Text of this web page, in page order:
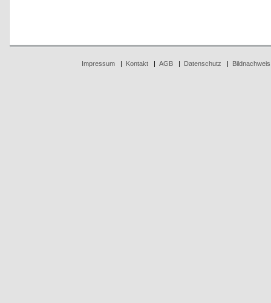
Impressum| Kontakt| AGB| Datenschutz Bildnachweis